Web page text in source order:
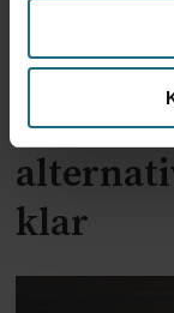
To år til
klar